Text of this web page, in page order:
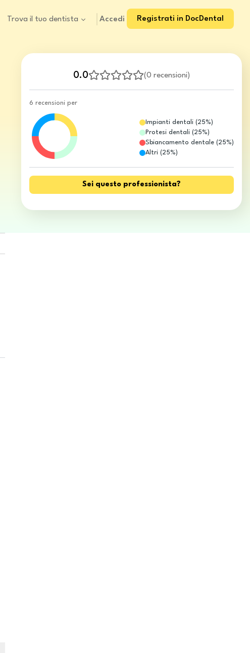
Trova il tuo dentista Accedi Registrati in DocDental
0.0 (0 recensioni)
6 recensioni per
Impianti dentali(25%)
Protesi dentali(25%)
Sbiancamento dentale(25%)
Altri(25%)
Sei questo professionista?